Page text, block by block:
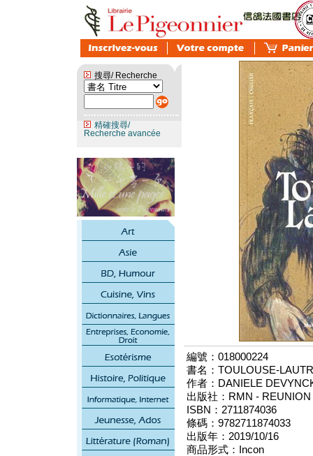
搜尋/ Recherche
精確搜尋/
Recherche avancée
編號：018000224
書名：TOULOUSE-
作者：DANIELE
出版社：RMN -
ISBN：2711874036
條碼：9782711874033
出版年：2019/10/16
商品形式：Incon